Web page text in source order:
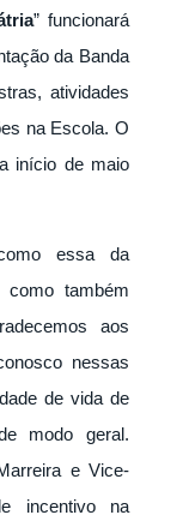
” funcionará
da Banda
atividades
na Escola. O
início de maio
essa da
também
aos
nessas
de vida de
modo geral.
e Vice-
incentivo na